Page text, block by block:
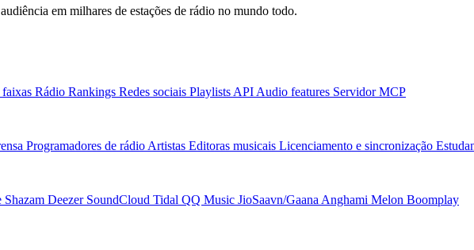
em milhares de estações de rádio no mundo todo.
Rádio Rankings Redes sociais Playlists API Audio features Servidor MCP
Programadores de rádio Artistas Editoras musicais Licenciamento e sincronização
Shazam Deezer SoundCloud Tidal QQ Music JioSaavn/Gaana Anghami Melon Boomplay